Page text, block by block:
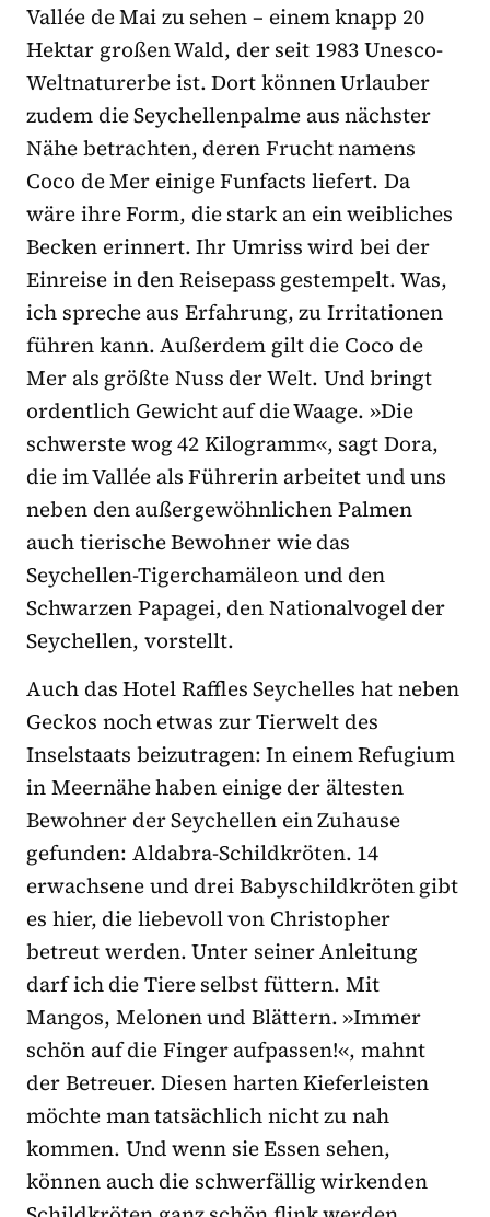
Vallée de Mai zu sehen – einem knapp 20
Hektar großen Wald, der seit 1983 Unesco-
Weltnaturerbe ist. Dort können Urlauber
zudem die Seychellenpalme aus nächster
Nähe betrachten, deren Frucht namens
Coco de Mer einige Funfacts liefert. Da
wäre ihre Form, die stark an ein weibliches
Becken erinnert. Ihr Umriss wird bei der
Einreise in den Reisepass gestempelt. Was,
ich spreche aus Erfahrung, zu Irritationen
führen kann. Außerdem gilt die Coco de
Mer als größte Nuss der Welt. Und bringt
ordentlich Gewicht auf die Waage. »Die
schwerste wog 42 Kilogramm«, sagt Dora,
die im Vallée als Führerin arbeitet und uns
neben den außergewöhnlichen Palmen
auch tierische Bewohner wie das
Seychellen-Tigerchamäleon und den
Schwarzen Papagei, den Nationalvogel der
Seychellen, vorstellt.
Auch das Hotel Raffles Seychelles hat neben
Geckos noch etwas zur Tierwelt des
Inselstaats beizutragen: In einem Refugium
in Meernähe haben einige der ältesten
Bewohner der Seychellen ein Zuhause
gefunden: Aldabra-Schildkröten. 14
erwachsene und drei Babyschildkröten gibt
es hier, die liebevoll von Christopher
betreut werden. Unter seiner Anleitung
darf ich die Tiere selbst füttern. Mit
Mangos, Melonen und Blättern. »Immer
schön auf die Finger aufpassen!«, mahnt
der Betreuer. Diesen harten Kieferleisten
möchte man tatsächlich nicht zu nah
kommen. Und wenn sie Essen sehen,
können auch die schwerfällig wirkenden